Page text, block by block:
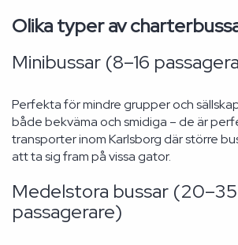
Olika typer av
Minibussar (8–16
Perfekta för mindre grupper och
både bekväma och smidiga – de är
transporter inom Karlsborg där större
att ta sig fram på vissa gator.
Medelstora bussar (20–35
passagerare)